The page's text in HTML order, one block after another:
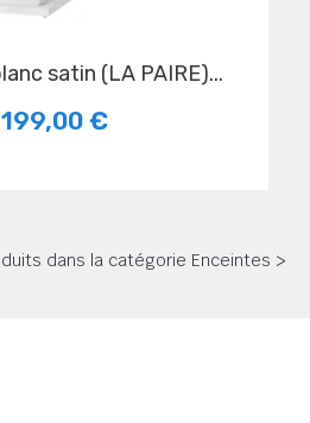
blanc satin (LA PAIRE)...
€
dans la catégorie Enceintes >